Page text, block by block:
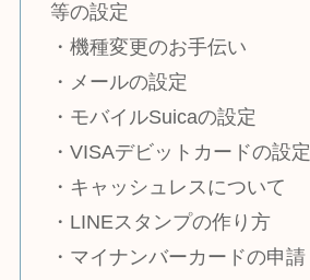
等の設定
・機種変更のお手伝い
・メールの設定
・モバイルSuicaの設定
・VISAデビットカードの設定
・キャッシュレスについて
・LINEスタンプの作り方
・マイナンバーカードの申請